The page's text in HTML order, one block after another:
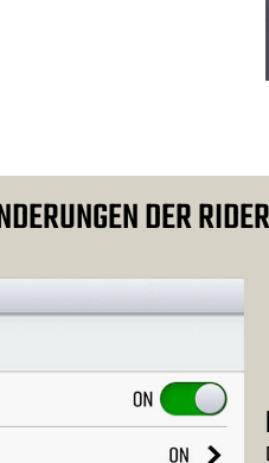
DER